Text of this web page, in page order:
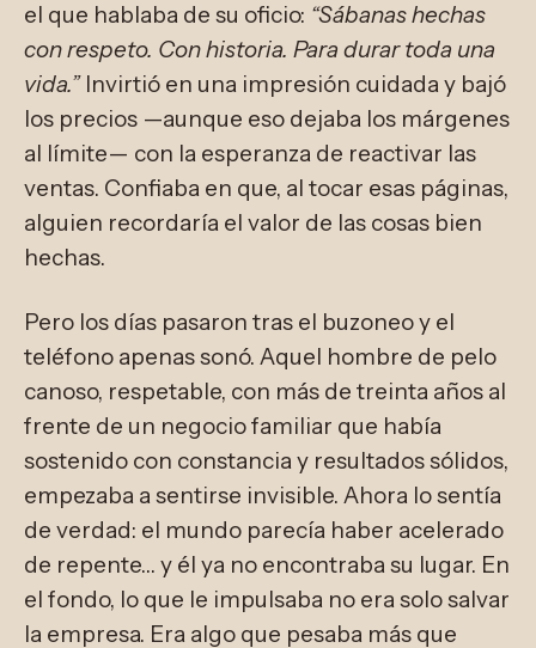
el que hablaba de su oficio: “Sábanas hechas
con respeto. Con historia. Para durar toda una
vida.”Invirtió en una impresión cuidada y bajó
los precios —aunque eso dejaba los márgenes
al límite— con la esperanza de reactivar las
ventas. Confiaba en que, al tocar esas páginas,
alguien recordaría el valor de las cosas bien
hechas.
Pero los días pasaron tras el buzoneo y el
teléfono apenas sonó. Aquel hombre de pelo
canoso, respetable, con más de treinta años al
frente de un negocio familiar que había
sostenido con constancia y resultados sólidos,
empezaba a sentirse invisible. Ahora lo sentía
de verdad: el mundo parecía haber acelerado
de repente… y él ya no encontraba su lugar. En
el fondo, lo que le impulsaba no era solo salvar
la empresa. Era algo que pesaba más que